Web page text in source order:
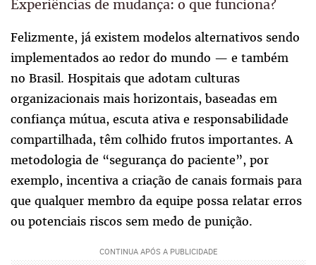
Experiências de mudança: o que funciona?
Felizmente, já existem modelos alternativos sendo
implementados ao redor do mundo — e também
no Brasil. Hospitais que adotam culturas
organizacionais mais horizontais, baseadas em
confiança mútua, escuta ativa e responsabilidade
compartilhada, têm colhido frutos importantes. A
metodologia de “segurança do paciente”, por
exemplo, incentiva a criação de canais formais para
que qualquer membro da equipe possa relatar erros
ou potenciais riscos sem medo de punição.